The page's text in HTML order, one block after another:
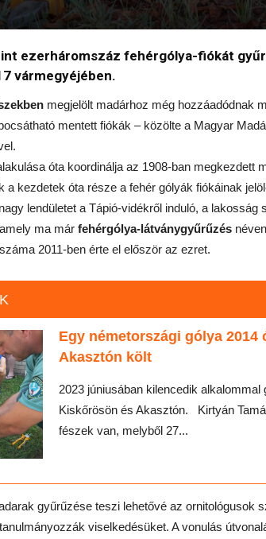
ezerháromszáz fehérgólya-fiókát
vármegyéjében.
megjelölt madárhoz még hozzáadódnak
mentett fiókák – közölte a Magyar
óta koordinálja az 1908-ban megkezdett
a kezdetek óta része a fehér gólyák fiókáinak
lendületet a Tápió-vidékről induló, a lakosság
ma már fehérgólya-látványgyűrűzés
2011-ben érte el először az ezret.
Egy németországi gólya 2014
Akasztón költ
2023 júniusában kilencedik
Kiskőrösön és Akasztón. Kirtyán
fészek van, melyből 27...
gyűrűzése teszi lehetővé az ornitológusok
viselkedésüket. A vonulás